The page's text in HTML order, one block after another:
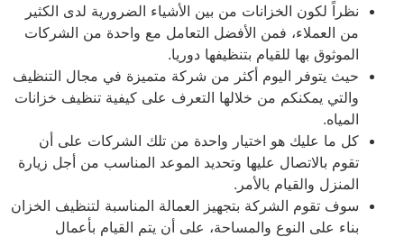
نظراً لكون الخزانات من بين الأشياء الضرورية لدى الكثير
من العملاء، فمن الأفضل التعامل مع واحدة من الشركات
الموثوق بها للقيام بتنظيفها دوريا.
حيث يتوفر اليوم أكثر من شركة متميزة في مجال التنظيف
والتي يمكنكم من خلالها التعرف على كيفية تنظيف خزانات
المياه.
كل ما عليك هو اختيار واحدة من تلك الشركات على أن
تقوم بالاتصال عليها وتحديد الموعد المناسب من أجل زيارة
المنزل والقيام بالأمر.
سوف تقوم الشركة بتجهيز العمالة المناسبة لتنظيف الخزان
بناء على النوع والمساحة، على أن يتم القيام بأعمال